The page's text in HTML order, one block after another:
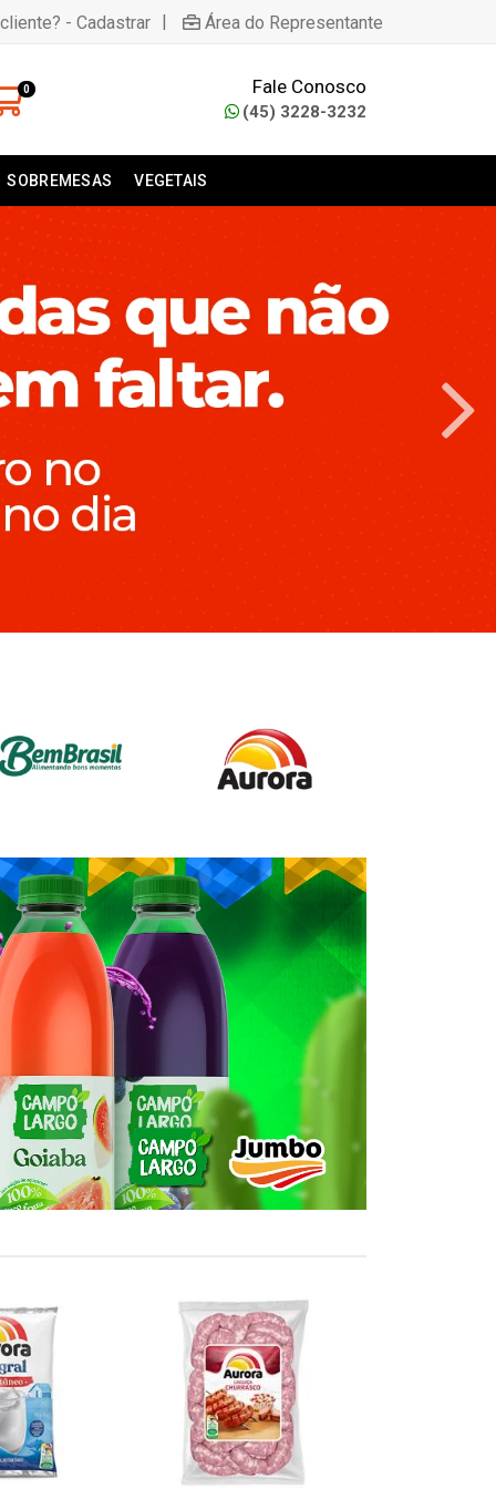
- Cadastrar | Área do Representante
0 Fale Conosco
(45) 3228-3232
SOBREMESAS VEGETAIS